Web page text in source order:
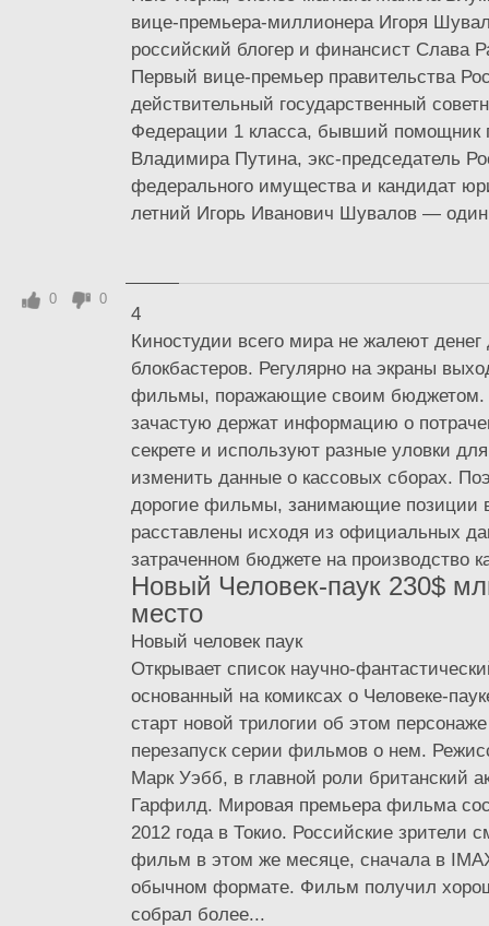
вице-премьера-миллионера Игоря
российский блогер и финансист Слава
Первый вице-премьер правительства
действительный государственный
Федерации 1 класса, бывший помощник
Владимира Путина, экс-председатель
федерального имущества и кандидат
летний Игорь Иванович Шувалов —
4
Киностудии всего мира не жалеют
блокбастеров. Регулярно на экраны
фильмы, поражающие своим бюджетом.
зачастую держат информацию о
секрете и используют разные уловки
изменить данные о кассовых сборах.
дорогие фильмы, занимающие позиции
расставлены исходя из официальных
затраченном бюджете на производство
Новый Человек-паук 230$
место
Новый человек паук
Открывает список научно-
основанный на комиксах о Человеке-
старт новой трилогии об этом
перезапуск серии фильмов о нем.
Марк Уэбб, в главной роли британский
Гарфилд. Мировая премьера фильма
2012 года в Токио. Российские зрители
фильм в этом же месяце, сначала в
обычном формате. Фильм получил
собрал более...
0 0